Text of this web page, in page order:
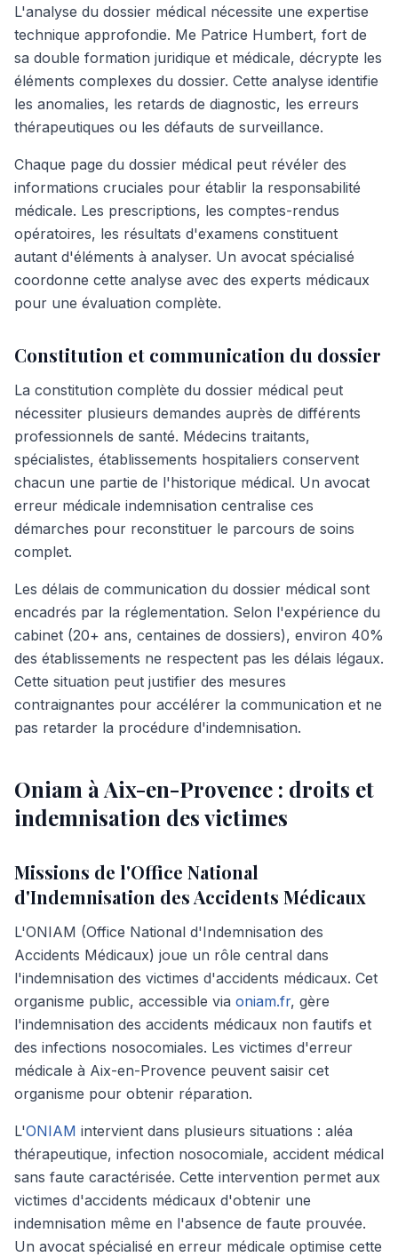
L'analyse du dossier médical nécessite une expertise
technique approfondie. Me Patrice Humbert, fort de
sa double formation juridique et médicale, décrypte les
éléments complexes du dossier. Cette analyse identifie
les anomalies, les retards de diagnostic, les erreurs
thérapeutiques ou les défauts de surveillance.
Chaque page du dossier médical peut révéler des
informations cruciales pour établir la responsabilité
médicale. Les prescriptions, les comptes-rendus
opératoires, les résultats d'examens constituent
autant d'éléments à analyser. Un avocat spécialisé
coordonne cette analyse avec des experts médicaux
pour une évaluation complète.
Constitution et communication du dossier
La constitution complète du dossier médical peut
nécessiter plusieurs demandes auprès de différents
professionnels de santé. Médecins traitants,
spécialistes, établissements hospitaliers conservent
chacun une partie de l'historique médical. Un avocat
erreur médicale indemnisation centralise ces
démarches pour reconstituer le parcours de soins
complet.
Les délais de communication du dossier médical sont
encadrés par la réglementation. Selon l'expérience du
cabinet (20+ ans, centaines de dossiers), environ 40%
des établissements ne respectent pas les délais légaux.
Cette situation peut justifier des mesures
contraignantes pour accélérer la communication et ne
pas retarder la procédure d'indemnisation.
Oniam à Aix-en-Provence : droits et
indemnisation des victimes
Missions de l'Office National
d'Indemnisation des Accidents Médicaux
L'ONIAM (Office National d'Indemnisation des
Accidents Médicaux) joue un rôle central dans
l'indemnisation des victimes d'accidents médicaux. Cet
organisme public, accessible via oniam.fr, gère
l'indemnisation des accidents médicaux non fautifs et
des infections nosocomiales. Les victimes d'erreur
médicale à Aix-en-Provence peuvent saisir cet
organisme pour obtenir réparation.
L'ONIAM intervient dans plusieurs situations : aléa
thérapeutique, infection nosocomiale, accident médical
sans faute caractérisée. Cette intervention permet aux
victimes d'accidents médicaux d'obtenir une
indemnisation même en l'absence de faute prouvée.
Un avocat spécialisé en erreur médicale optimise cette